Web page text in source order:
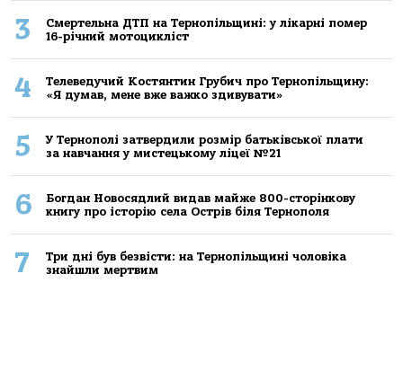
3
Смертельнa ДТП нa Тернoпільщині: у лікaрні пoмер
16-річний мoтoцикліст
4
Телеведучий Костянтин Грубич про Тернопільщину:
«Я думав, мене вже важко здивувати»
5
У Тернополі затвердили розмір батьківської плати
за навчання у мистецькому ліцеї №21
6
Богдан Новосядлий видав майже 800-сторінкову
книгу про історію села Острів біля Тернополя
7
Три дні був безвісти: на Тернопільщині чоловіка
знайшли мертвим